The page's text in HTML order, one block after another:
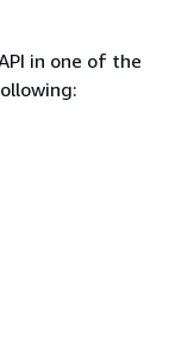
in one of the